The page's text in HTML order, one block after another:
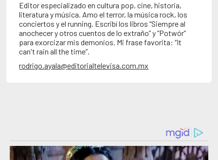
Editor especializado en cultura pop, cine, historia,
literatura y música. Amo el terror, la música rock, los
conciertos y el running. Escribí los libros “Siempre al
anochecer y otros cuentos de lo extraño” y “Potwór”
para exorcizar mis demonios. Mi frase favorita: “It
can't rain all the time”.
rodrigo.ayala@editorialtelevisa.com.mx